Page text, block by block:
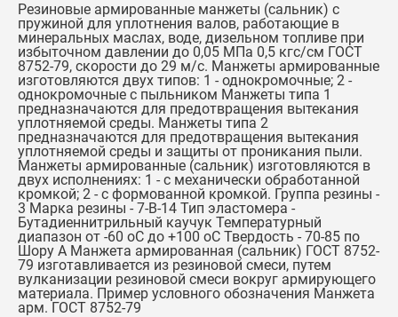
Резиновые армированные манжеты (сальник) с
пружиной для уплотнения валов, работающие в
минеральных маслах, воде, дизельном топливе при
избыточном давлении до 0,05 МПа 0,5 кгс/см ГОСТ
8752-79, скорости до 29 м/с. Манжеты армированные
изготовляются двух типов: 1 - однокромочные; 2 -
однокромочные с пыльником Манжеты типа 1
предназначаются для предотвращения вытекания
уплотняемой среды. Манжеты типа 2
предназначаются для предотвращения вытекания
уплотняемой среды и защиты от проникания пыли.
Манжеты армированные (сальник) изготовляются в
двух исполнениях: 1 - с механически обработанной
кромкой; 2 - с формованной кромкой. Группа резины -
3 Марка резины - 7-В-14 Тип эластомера -
Бутадиеннитрильный каучук Температурный
диапазон от -60 оС до +100 оС Твердость - 70-85 по
Шору А Манжета армированная (сальник) ГОСТ 8752-
79 изготавливается из резиновой смеси, путем
вулканизации резиновой смеси вокруг армирующего
материала. Пример условного обозначения Манжета
арм. ГОСТ 8752-79